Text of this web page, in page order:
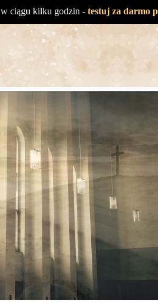
w ciągu kilku godzin - testuj za darmo